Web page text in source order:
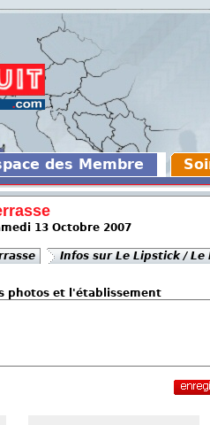
des Membre
13 Octobre 2007
Infos sur Le Lipstick / Le
photos et l'établissement